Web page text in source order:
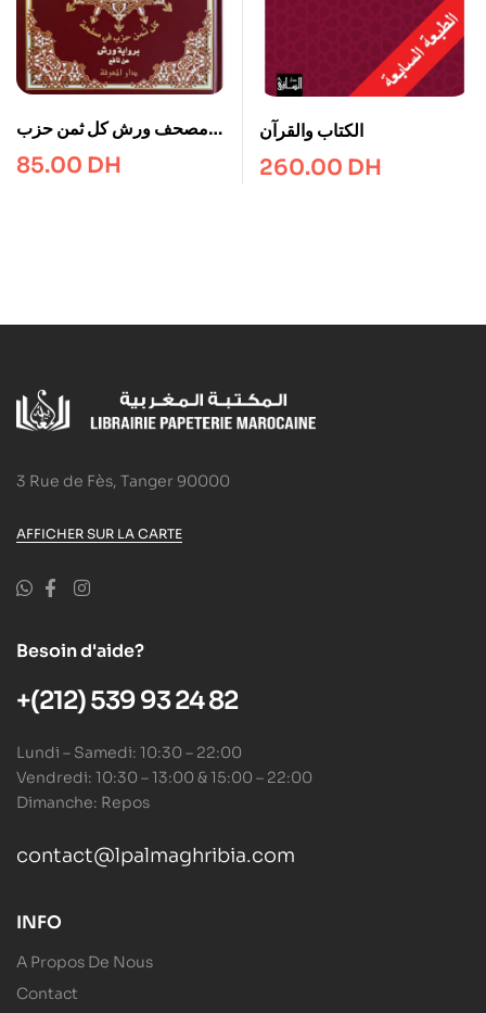
مصحف ورش كل ثمن حزب
في صفحة خارشو 24*1785.00 DH
الكتاب والقرآن
260.00 DH
3 Rue de Fès, Tanger 90000
AFFICHER SUR LA CARTE
Besoin d'aide?
+(212) 539 93 24 82
Lundi – Samedi: 10:30 – 22:00
Vendredi: 10:30 – 13:00 & 15:00 – 22:00
Dimanche: Repos
contact@lpalmaghribia.com
INFO
A Propos De Nous
Contact